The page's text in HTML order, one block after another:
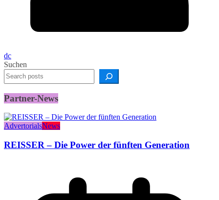
dc
Suchen
Partner-News
AdvertorialsNews
REISSER – Die Power der fünften Generation